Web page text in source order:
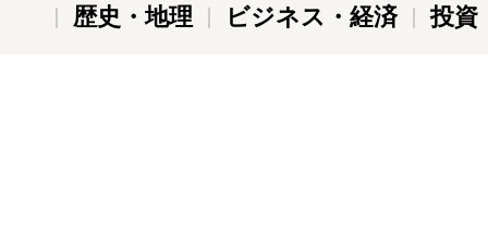
歴史・地理
ビジネス・経済 投資